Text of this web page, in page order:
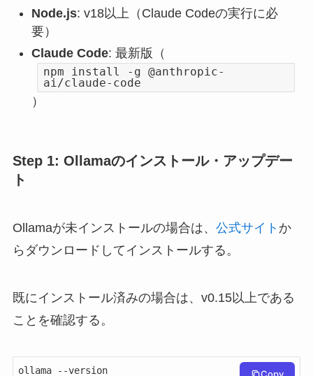
Node.js: v18以上（Claude Codeの実行に必
要）
Claude Code: 最新版（
npm install -g @anthropic-
ai/claude-code
）
Step 1: Ollamaのインストール・アップデー
ト
Ollamaが未インストールの場合は、 公式サイト か
らダウンロードしてインストールする。
既にインストール済みの場合は、v0.15以上である
ことを確認する。
ollama --version